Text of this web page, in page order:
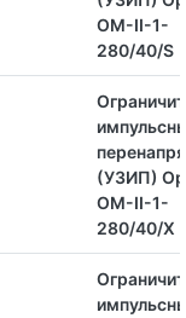
OM-II-1-
280/40/S
(УЗИП)
OM-II-1-
280/40/X